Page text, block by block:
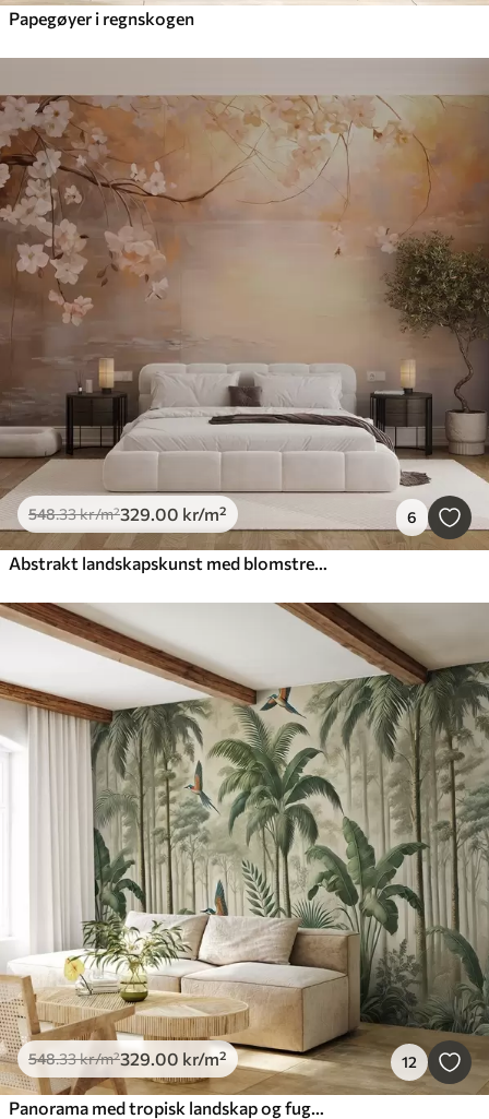
Papegøyer i regnskogen
548.33kr/m²329.00 kr/m² 6
Abstrakt landskapskunst med blomstrende grener og hvite blomster som henger over en innsjø, myke pastellfarger
548.33kr/m²329.00 kr/m² 12
Panorama med tropisk landskap og fugler